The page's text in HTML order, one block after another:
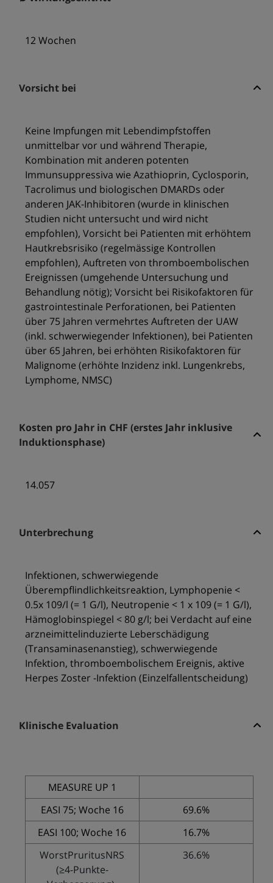
12 Wochen
Vorsicht bei
Keine Impfungen mit Lebendimpfstoffen
unmittelbar vor und während Therapie,
Kombination mit anderen potenten
Immunsuppressiva wie Azathioprin, Cyclosporin,
Tacrolimus und biologischen DMARDs oder
anderen JAK-Inhibitoren (wurde in klinischen
Studien nicht untersucht und wird nicht
empfohlen), Vorsicht bei Patienten mit erhöhtem
Hautkrebsrisiko (regelmässige Kontrollen
empfohlen), Auftreten von thromboembolischen
Ereignissen (umgehende Untersuchung und
Behandlung nötig); Vorsicht bei Risikofaktoren für
gastrointestinale Perforationen, bei Patienten
über 75 Jahren vermehrtes Auftreten der UAW
(inkl. schwerwiegender Infektionen), bei Patienten
über 65 Jahren, bei erhöhten Risikofaktoren für
Malignome (erhöhte Inzidenz inkl. Lungenkrebs,
Lymphome, NMSC)
Kosten pro Jahr in CHF (erstes Jahr inklusive
Induktionsphase)
14.057
Unterbrechung
Infektionen, schwerwiegende
Überempflindlichkeitsreaktion, Lymphopenie <
0.5x 109/l (= 1 G/l), Neutropenie < 1 x 109 (= 1 G/l),
Hämoglobinspiegel < 80 g/l; bei Verdacht auf eine
arzneimittelinduzierte Leberschädigung
(Transaminasenanstieg), schwerwiegende
Infektion, thromboembolischem Ereignis, aktive
Herpes Zoster -Infektion (Einzelfallentscheidung)
Klinische Evaluation
MEASURE UP 1
EASI 75; Woche 16
69.6%
EASI 100; Woche 16
16.7%
WorstPruritusNRS
(≥4-Punkte-
36.6%